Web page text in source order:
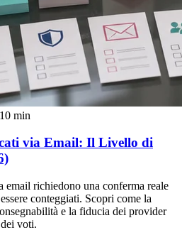
min
via Email: Il Livello di
richiedono una conferma reale
conteggiati. Scopri come la
e la fiducia dei provider
voti.